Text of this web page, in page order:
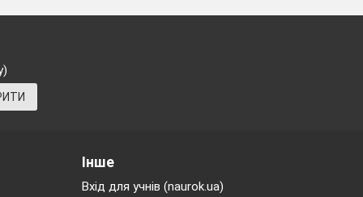
Інше
Вхід для учнів (naurok.ua)